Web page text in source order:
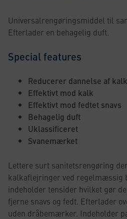
Universalrengøringsmiddel til
Efterlader en behagelig duft.
Special features
Reducerer dannelse af
Effektivt mod kalk
Effektivt mod fedtet snavs
Behagelig duft
Uklassificeret
Svanemærket
Lettere surt sanitetsrengøring
kalkaflejringer ved regelmæssig
indeholder tensider hvilket gør
fjerne snavs og fedt. Efterlader
uden dråbemærker. Indeholder